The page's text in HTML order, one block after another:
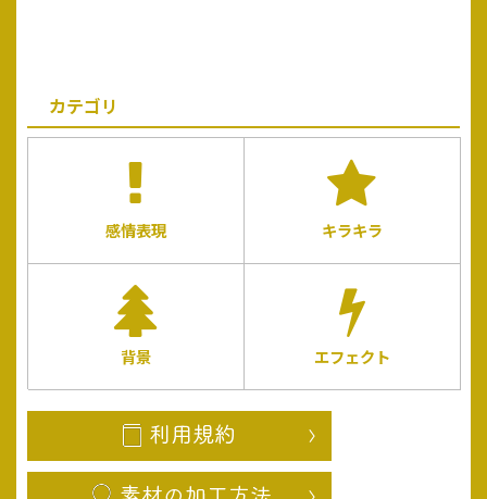
カテゴリ
感情表現 キラキラ
背景 エフェクト